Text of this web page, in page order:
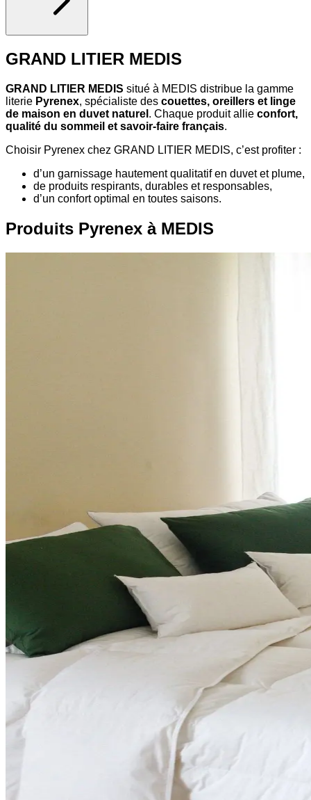
GRAND LITIER MEDIS
GRAND LITIER MEDIS situé à MEDIS distribue la gamme
literie Pyrenex, spécialiste des couettes, oreillers et linge
de maison en duvet naturel . Chaque produit allie confort,
qualité du sommeil et savoir-faire français.
Choisir Pyrenex chez GRAND LITIER MEDIS, c’est profiter :
d’un garnissage hautement qualitatif en duvet et plume,
de produits respirants, durables et responsables,
d’un confort optimal en toutes saisons.
Produits Pyrenex à MEDIS